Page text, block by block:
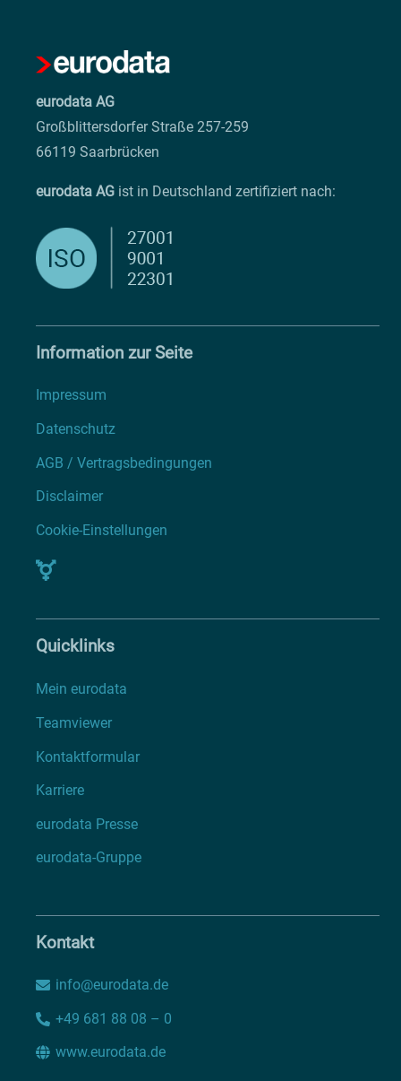
eurodata AG
Großblittersdorfer Straße 257-259
66119 Saarbrücken
eurodata AG ist in Deutschland zertifiziert nach:
Information zur Seite
Impressum
Datenschutz
AGB / Vertragsbedingungen
Disclaimer
Cookie-Einstellungen
Quicklinks
Mein eurodata
Teamviewer
Kontaktformular
Karriere
eurodata Presse
eurodata-Gruppe
Kontakt
info@eurodata.de
+49 681 88 08 – 0
www.eurodata.de